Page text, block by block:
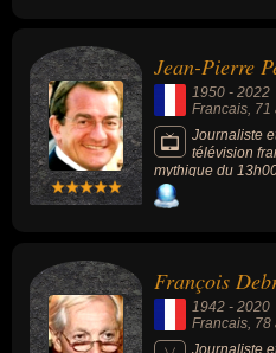
Jean-Pierre
1950 - 2022
Francais, 71
Journaliste
télévision
mythique du
2020, il avait mis
le devant de la
François
1942 - 2020
Francais ,
Journaliste